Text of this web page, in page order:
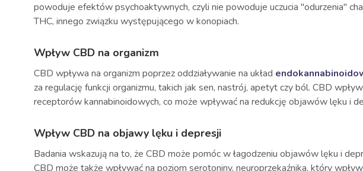
powoduje efektów psychoaktywnych, czyli nie powoduje uczucia "odurzenia"
THC, innego związku występującego w konopiach.
Wpływ CBD na organizm
CBD wpływa na organizm poprzez oddziaływanie na układ
za regulację funkcji organizmu, takich jak sen, nastrój, apetyt czy ból. CBD
receptorów kannabinoidowych, co może wpływać na redukcję objawów lęku i
Wpływ CBD na objawy lęku i depresji
Badania wskazują na to, że CBD może pomóc w łagodzeniu objawów lęku i
CBD może także wpływać na poziom serotoniny, neuroprzekaźnika, który